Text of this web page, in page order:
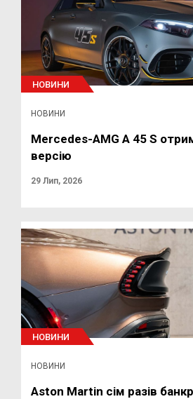
НОВИНИ
НОВИНИ
Mercedes-AMG A 45 S
версію
29 Лип, 2026
НОВИНИ
НОВИНИ
Aston Martin сім разів